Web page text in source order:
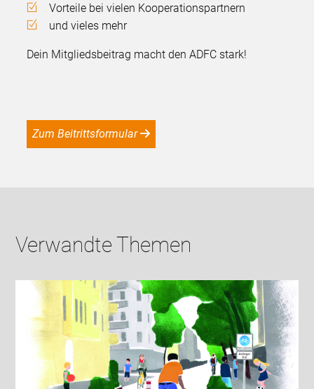
Vorteile bei vielen Kooperationspartnern
und vieles mehr
Dein Mitgliedsbeitrag macht den ADFC stark!
Zum Beitrittsformular
Verwandte Themen